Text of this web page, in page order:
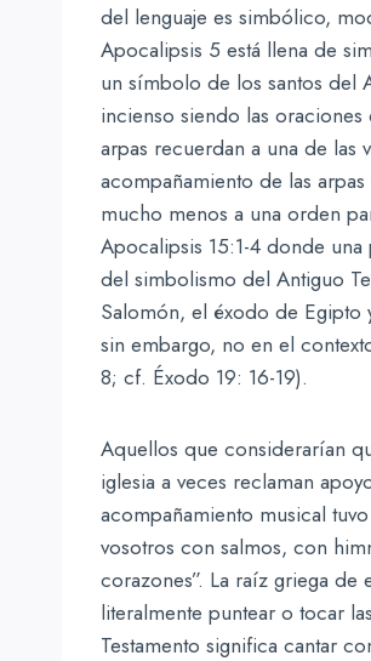
del lenguaje es simbólico,
Apocalipsis 5 está llena de
un símbolo de los santos del
incienso siendo las
arpas recuerdan a una de las
acompañamiento de las
mucho menos a una orden
Apocalipsis 15:1-4 donde
del simbolismo del Antiguo
Salomón, el éxodo de Egipto
sin embargo, no en el
8; cf. Éxodo 19: 16-19).
Aquellos que considerarían
iglesia a veces reclaman
acompañamiento musical
vosotros con salmos, con
corazones”. La raíz griega de
literalmente puntear o tocar
Testamento significa cantar